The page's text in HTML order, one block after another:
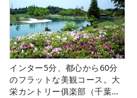
インター5分、都心から60分
のフラットな美観コース。大
栄カントリー俱楽部（千葉